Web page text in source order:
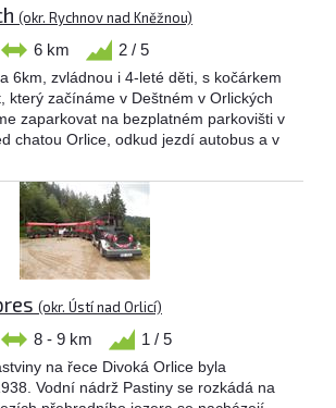
(okr. Rychnov nad Kněžnou)
6 km 2 / 5
6km, zvládnou i 4-leté děti, s kočárkem
který začínáme v Deštném v Orlických
zaparkovat na bezplatném parkovišti v
chatou Orlice, odkud jezdí autobus a v
(okr. Ústí nad Orlicí)
8 - 9 km 1 / 5
na řece Divoká Orlice byla
Vodní nádrž Pastiny se rozkádá na